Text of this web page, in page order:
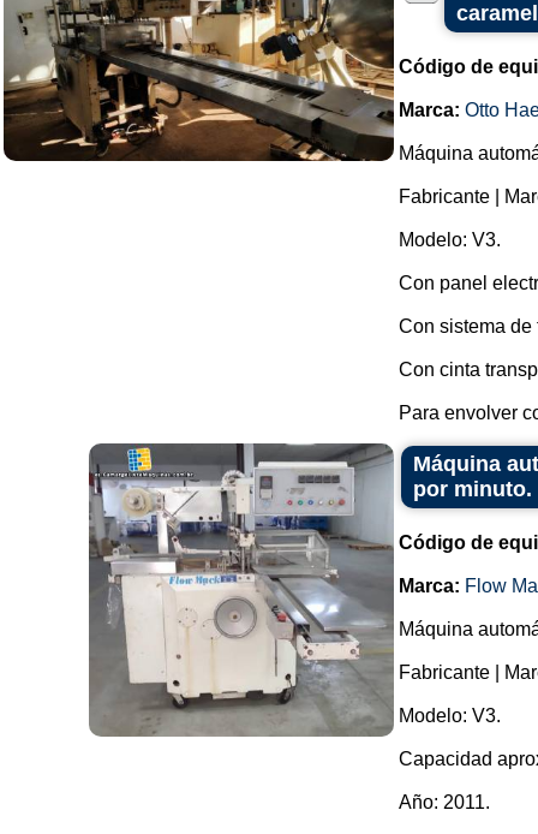
Código de
Marca: Otto
Máquina
Fabricante |
Modelo: V3.
Con panel
Con sistema de
Con cinta
Para envolver
Máquina
por minuto.
Código de
Marca: Flow
Máquina
Fabricante |
Modelo: V3.
Capacidad
Año: 2011.